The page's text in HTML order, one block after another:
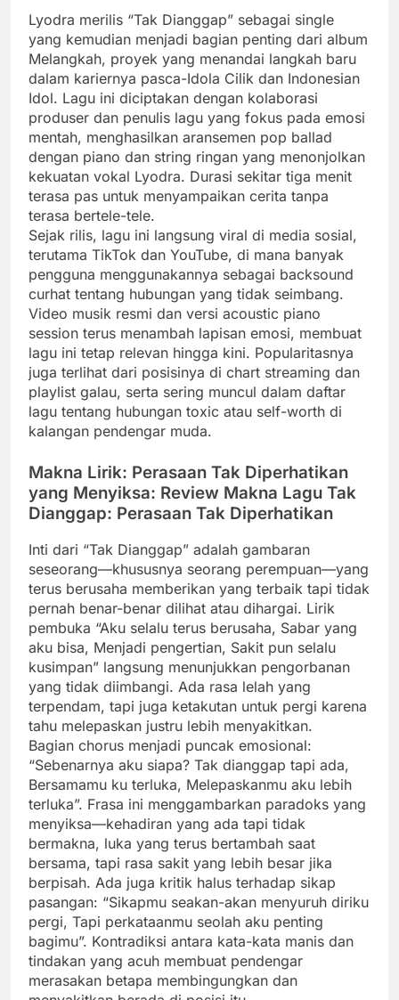
Lyodra merilis “Tak Dianggap” sebagai single
yang kemudian menjadi bagian penting dari album
Melangkah, proyek yang menandai langkah baru
dalam kariernya pasca-Idola Cilik dan Indonesian
Idol. Lagu ini diciptakan dengan kolaborasi
produser dan penulis lagu yang fokus pada emosi
mentah, menghasilkan aransemen pop ballad
dengan piano dan string ringan yang menonjolkan
kekuatan vokal Lyodra. Durasi sekitar tiga menit
terasa pas untuk menyampaikan cerita tanpa
terasa bertele-tele.
Sejak rilis, lagu ini langsung viral di media sosial,
terutama TikTok dan YouTube, di mana banyak
pengguna menggunakannya sebagai backsound
curhat tentang hubungan yang tidak seimbang.
Video musik resmi dan versi acoustic piano
session terus menambah lapisan emosi, membuat
lagu ini tetap relevan hingga kini. Popularitasnya
juga terlihat dari posisinya di chart streaming dan
playlist galau, serta sering muncul dalam daftar
lagu tentang hubungan toxic atau self-worth di
kalangan pendengar muda.
Makna Lirik: Perasaan Tak Diperhatikan
yang Menyiksa: Review Makna Lagu Tak
Dianggap: Perasaan Tak Diperhatikan
Inti dari “Tak Dianggap” adalah gambaran
seseorang—khususnya seorang perempuan—yang
terus berusaha memberikan yang terbaik tapi tidak
pernah benar-benar dilihat atau dihargai. Lirik
pembuka “Aku selalu terus berusaha, Sabar yang
aku bisa, Menjadi pengertian, Sakit pun selalu
kusimpan” langsung menunjukkan pengorbanan
yang tidak diimbangi. Ada rasa lelah yang
terpendam, tapi juga ketakutan untuk pergi karena
tahu melepaskan justru lebih menyakitkan.
Bagian chorus menjadi puncak emosional:
“Sebenarnya aku siapa? Tak dianggap tapi ada,
Bersamamu ku terluka, Melepaskanmu aku lebih
terluka”. Frasa ini menggambarkan paradoks yang
menyiksa—kehadiran yang ada tapi tidak
bermakna, luka yang terus bertambah saat
bersama, tapi rasa sakit yang lebih besar jika
berpisah. Ada juga kritik halus terhadap sikap
pasangan: “Sikapmu seakan-akan menyuruh diriku
pergi, Tapi perkataanmu seolah aku penting
bagimu”. Kontradiksi antara kata-kata manis dan
tindakan yang acuh membuat pendengar
merasakan betapa membingungkan dan